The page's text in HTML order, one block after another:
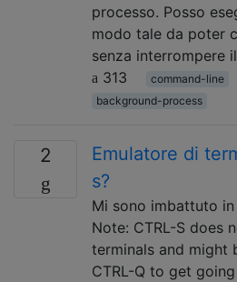
processo. Posso
modo tale da poter
senza interrompere
313
command-line
background-process
2
Emulatore di
s?
Mi sono imbattuto
Note: CTRL-S does
terminals and might
CTRL-Q to get